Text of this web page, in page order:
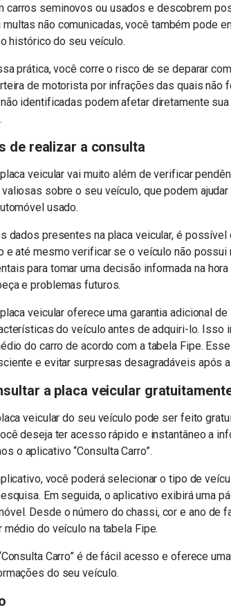
carros seminovos ou usados e descobrem
multas não comunicadas, você também pode
histórico do seu veículo.
prática, você corre o risco de se deparar
de motorista por infrações das quais não
identificadas podem afetar diretamente
de realizar a consulta
veicular vai muito além de verificar
sobre o seu veículo, que podem
usado.
dados presentes na placa veicular, é
e até mesmo verificar se o veículo não
para tomar uma decisão informada na
e problemas futuros.
veicular oferece uma garantia adicional
do veículo antes de adquiri-lo. Isso
do carro de acordo com a tabela Fipe.
e evitar surpresas desagradáveis após a
a placa veicular
veicular do seu veículo pode ser feito
deseja ter acesso rápido e instantâneo a
o aplicativo “Consulta Carro”.
você poderá selecionar o tipo de
Em seguida, o aplicativo exibirá uma
Desde o número do chassi, cor e ano de
médio do veículo na tabela Fipe.
Carro” é de fácil acesso e oferece
do seu veículo.